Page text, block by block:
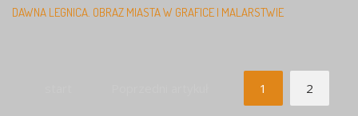
DAWNA LEGNICA. OBRAZ MIASTA W GRAFICE I MALARSTWIE
1 2